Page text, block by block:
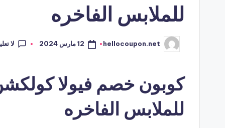
للملابس الفاخره
تمّ
النشر
hellocoupon.net 12 مارس 2024 لا
للملابس الفاخره